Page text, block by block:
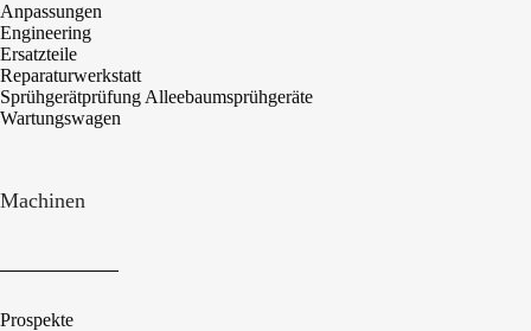
Anpassungen
Engineering
Ersatzteile
Reparaturwerkstatt
Sprühgerätprüfung Alleebaumsprühgeräte
Wartungswagen
Machinen
Prospekte